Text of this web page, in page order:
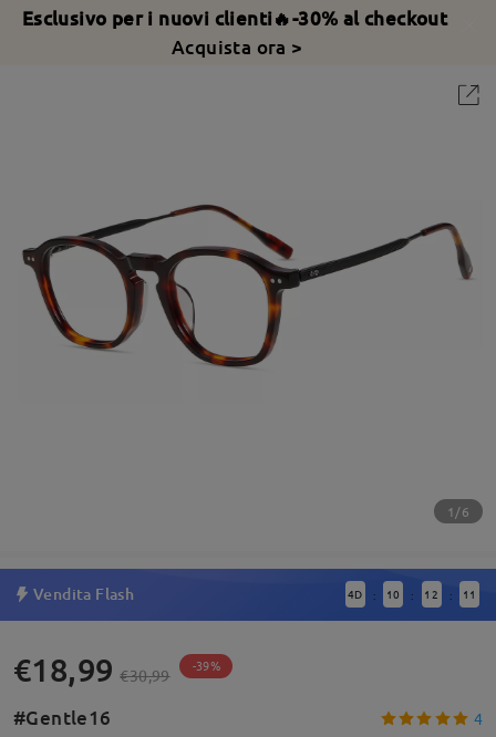
Esclusivo per i nuovi clienti🔥-30% al checkout
Acquista ora >
1/6
Vendita Flash 4D : 10 : 12 : 10
€18,99 €30,99 -39%
#Gentle16 4